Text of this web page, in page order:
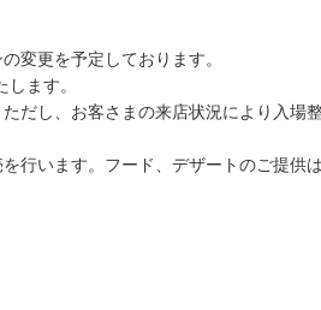
変更を予定しております。
ます。
だし、お客さまの来店状況により入場
行います。フード、デザートのご提供